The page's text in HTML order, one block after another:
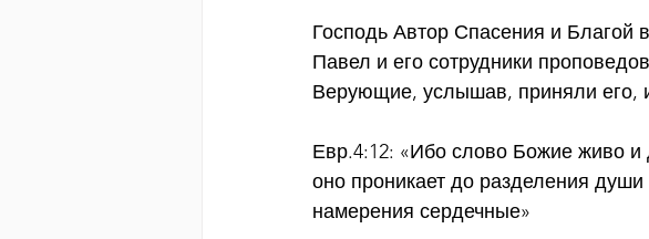
Господь Автор Спасения и Благой
Павел и его сотрудники
Верующие, услышав, приняли его,
Евр.4:12: «Ибо слово Божие живо и
оно проникает до разделения
намерения сердечные»